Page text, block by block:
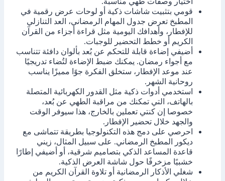
قومي بتثبيت شاشات ذكية أو لوحات عرض رقمية في
المطبخ تعرض جدول المهام الرمضاني، العد التنازلي
للإفطار، وأهدافك اليومية مثل قراءة أجزاء من القرآن
الكريم أو خطط التحضير للوجبات.
أضيفي إضاءة قابلة للتحكم عن بُعد بألوان دافئة تتناسب
مع أجواء رمضان. يمكنك ضبط الإضاءة لتُضاء تدريجيًا
عند موعد الإفطار، ستخلق الفكرة جوًا مميزًا يناسب
روحانية الشهر.
استخدمي أدوات ذكية مثل القدور الكهربائية المتصلة
بالهاتف، التي تمكنك من مراقبة الطهي عن بُعد،
خصوصا إن كنتي تعملين بالخارج، هذا سيوفر الوقت
والجهد خلال تحضير الإفطار.
احرصي على دمج هذه التكنولوجيا بطريقة تتماشى مع
ديكور المطبخ الرمضاني. على سبيل المثال، زيني
قاعدة المساعد الذكي بتصاميم شرقية، أو أضيفي إطارًا
خشبيًا مزخرفًا حول شاشة العرض الذكية.
شغلي الأذكار الرمضانية أو تلاوة القرآن الكريم من